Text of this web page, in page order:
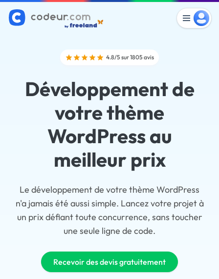
4.8/5 sur 1805 avis
Développement de
votre thème
WordPress au
meilleur prix
Le développement de votre thème WordPress
n'a jamais été aussi simple. Lancez votre projet à
un prix défiant toute concurrence, sans toucher
une seule ligne de code.
Recevoir des devis gratuitement